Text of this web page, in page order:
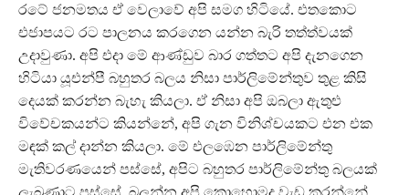
රටේ ජනමතය ඒ වෙලාවේ අපි සමග හිටියේ. එතකොට
එජාපයට රට පාලනය කරගෙන යන්න බැරි තත්ත්වයක්
උදාවුණා. අපි එදා මේ ආණ්ඩුව බාර ගත්තට අපි දැනගෙන
හිටියා යූඑන්පී බහුතර බලය නිසා පාර්ලිමේන්තුව තුළ කිසි
දෙයක් කරන්න බැහැ කියලා. ඒ නිසා අපි ඔබලා ඇතුළු
විවේචකයන්ට කියන්නේ, අපි ගැන විනිශ්චයකට එන එක
මඳක් කල් දාන්න කියලා. මේ එලඹෙන පාර්ලිමේන්තු
මැතිවරණයෙන් පස්සේ, අපිට බහුතර පාර්ලිමේන්තු බලයක්
ලැබුණාට පස්සේ, බලන්න අපි කොහොමද වැඩ කරන්නේ